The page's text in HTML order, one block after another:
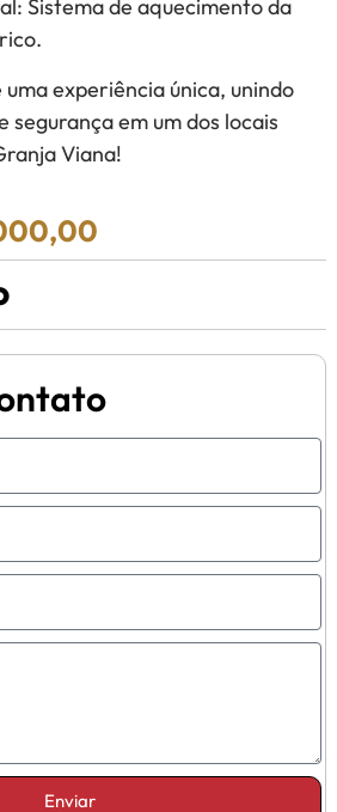
Sistema de aquecimento da
experiência única, unindo
em um dos locais
Viana!
Enviar